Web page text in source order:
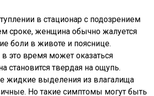
в стационар с подозрением
сроке, женщина обычно жалуется
боли в животе и пояснице.
это время может оказаться
становится твердая на ощупь.
жидкие выделения из влагалища
Но такие симптомы могут быть